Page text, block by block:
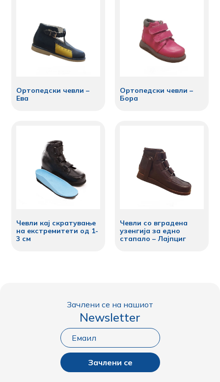
Ортопедски чевли –
Ева
Ортопедски чевли –
Бора
Чевли кај скратување
на екстремитети од 1-
3 см
Чевли со вградена
узенгија за едно
стапало – Лајпциг
Зачлени се на нашиот
Newsletter
Зачлени се